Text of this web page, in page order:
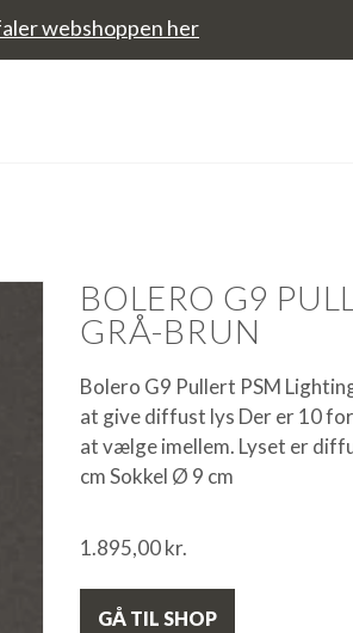
webshoppen her
BOLERO G9
GRÅ-BRUN
Bolero G9 Pullert PSM
at give diffust lys Der er 10
at vælge imellem. Lyset er
cm Sokkel Ø 9 cm
1.895,00kr.
GÅ TIL SHOP